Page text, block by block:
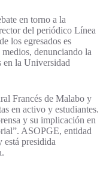
en torno a la
del periódico Línea
los egresados es
denunciando la
en la Universidad
Francés de Malabo y
en activo y estudiantes.
y su implicación en
ASOPGE, entidad
está presidida